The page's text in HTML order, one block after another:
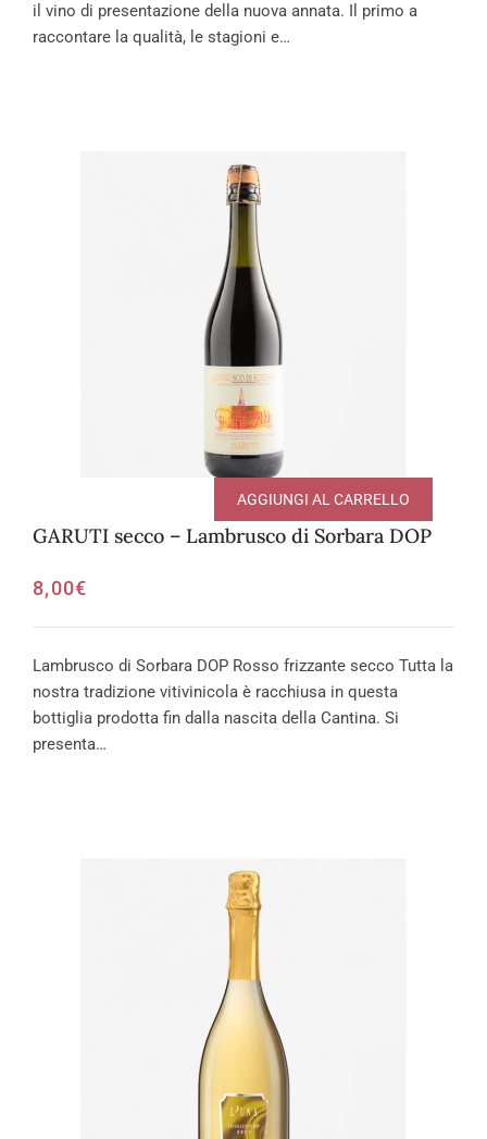
il vino di presentazione della nuova annata. Il primo a
raccontare la qualità, le stagioni e…
GARUTI secco – Lambrusco di Sorbara DOP
8,00€
AGGIUNGI AL CARRELLO
Lambrusco di Sorbara DOP Rosso frizzante secco Tutta la
nostra tradizione vitivinicola è racchiusa in questa
bottiglia prodotta fin dalla nascita della Cantina. Si
presenta…